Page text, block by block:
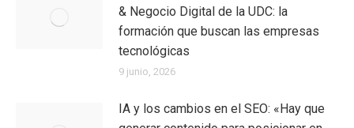
& Negocio Digital de la UDC: la
formación que buscan las empresas
tecnológicas
9 junio, 2026
IA y los cambios en el SEO: «Hay que